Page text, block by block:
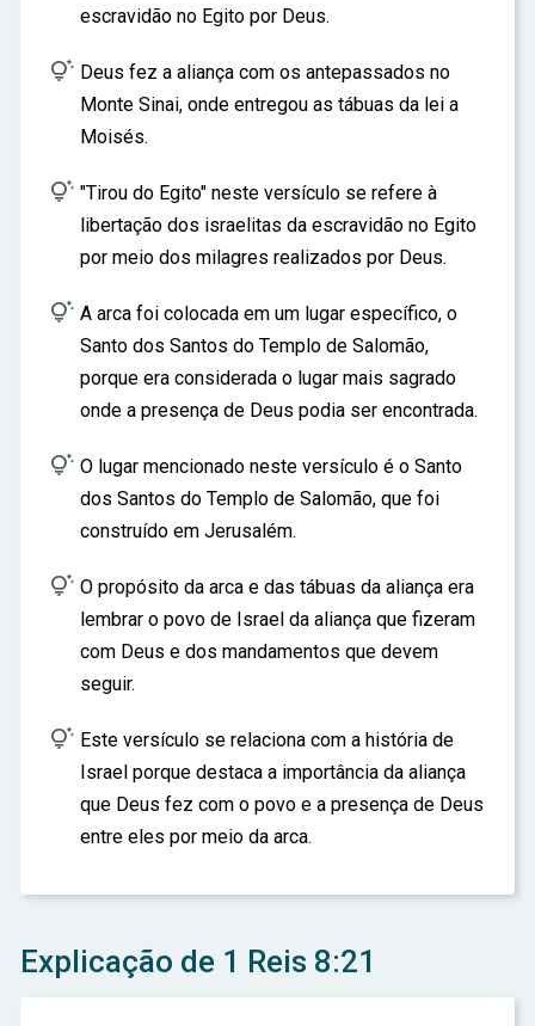
escravidão no Egito por Deus.
 Deus fez a aliança com os antepassados no
Monte Sinai, onde entregou as tábuas da lei a
Moisés.
 "Tirou do Egito" neste versículo se refere à
libertação dos israelitas da escravidão no Egito
por meio dos milagres realizados por Deus.
 A arca foi colocada em um lugar específico, o
Santo dos Santos do Templo de Salomão,
porque era considerada o lugar mais sagrado
onde a presença de Deus podia ser encontrada.
 O lugar mencionado neste versículo é o Santo
dos Santos do Templo de Salomão, que foi
construído em Jerusalém.
 O propósito da arca e das tábuas da aliança era
lembrar o povo de Israel da aliança que fizeram
com Deus e dos mandamentos que devem
seguir.
 Este versículo se relaciona com a história de
Israel porque destaca a importância da aliança
que Deus fez com o povo e a presença de Deus
entre eles por meio da arca.
Explicação de 1 Reis 8:21